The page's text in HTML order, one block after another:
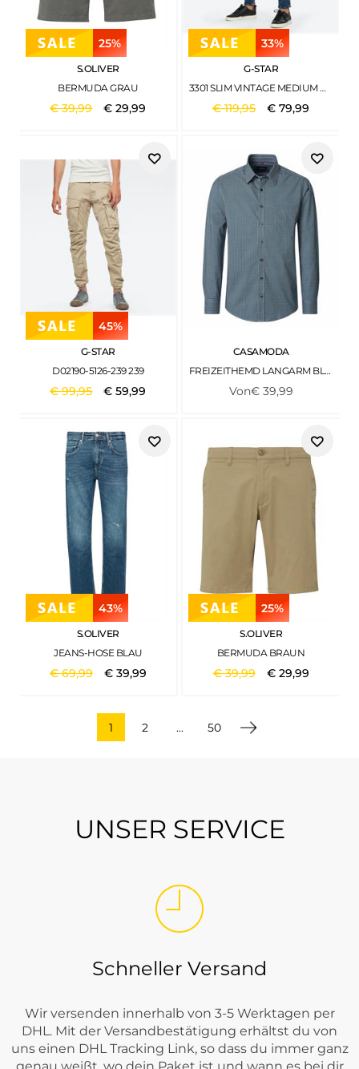
25%
S.OLIVER
BERMUDA GRAU
€39,99 €29,99
33%
G-STAR
3301 SLIM VINTAGE MEDIUM AGED
€119,95 €79,99
45%
G-STAR
D02190-5126-239 239
€99,95 €59,99
CASAMODA
FREIZEITHEMD LANGARM BLAU
Von€ 39,99
43%
S.OLIVER
JEANS-HOSE BLAU
€69,99 € 39,99
25%
S.OLIVER
BERMUDA BRAUN
€39,99 € 29,99
1 2 ... 50
UNSER SERVICE
Schneller Versand
Wir versenden innerhalb von 3-5 Werktagen per
DHL. Mit der Versandbestätigung erhältst du von
uns einen DHL Tracking Link, so dass du immer ganz